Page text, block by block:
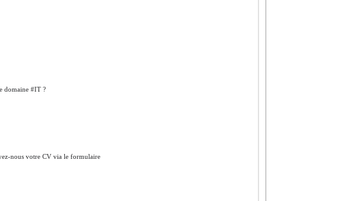
domaine #IT ?
nous votre CV via le formulaire